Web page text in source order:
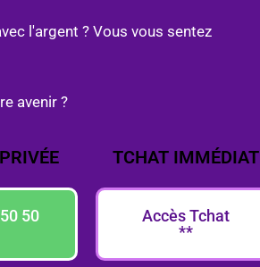
l'argent ? Vous vous sentez
avenir ?
50
TCHAT IMMÉDIAT
Accès Tchat
**